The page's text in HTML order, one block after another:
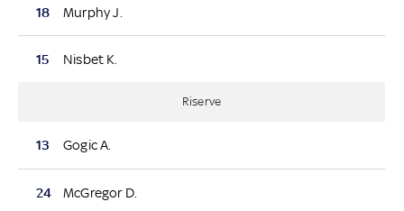
18 Murphy J.
15 Nisbet K.
Riserve
13 Gogic A.
24 McGregor D.